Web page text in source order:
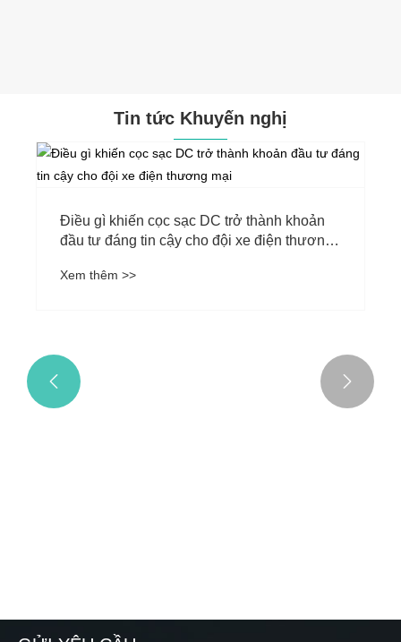
Tin tức Khuyến nghị
Điều gì khiến cọc sạc DC trở thành khoản
đầu tư đáng tin cậy cho đội xe điện thương
Xem thêm >>
 